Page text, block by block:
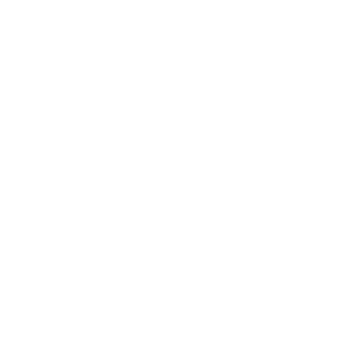
Website verhalten,
ist es, Anzeigen
für Herausgeber und
zugeordnet wurden.